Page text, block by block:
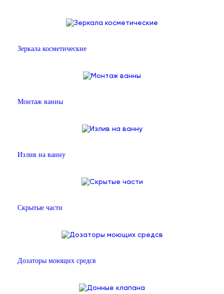
Зеркала косметические
Монтаж ванны
Излив на ванну
Скрытые части
Дозаторы моющих средсв